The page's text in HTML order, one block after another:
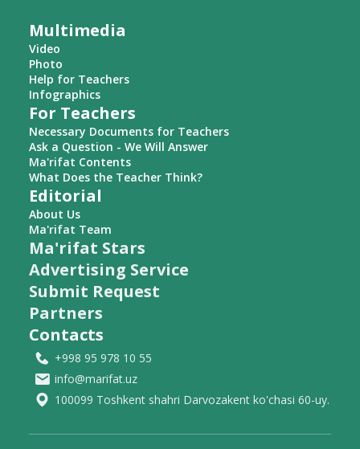
Multimedia
Video
Photo
Help for Teachers
Infographics
For Teachers
Necessary Documents for Teachers
Ask a Question - We Will Answer
Ma'rifat Contents
What Does the Teacher Think?
Editorial
About Us
Ma'rifat Team
Ma'rifat Stars
Advertising Service
Submit Request
Partners
Contacts
+998 95 978 10 55
info@marifat.uz
100099 Toshkent shahri Darvozakent ko'chasi 60-uy.